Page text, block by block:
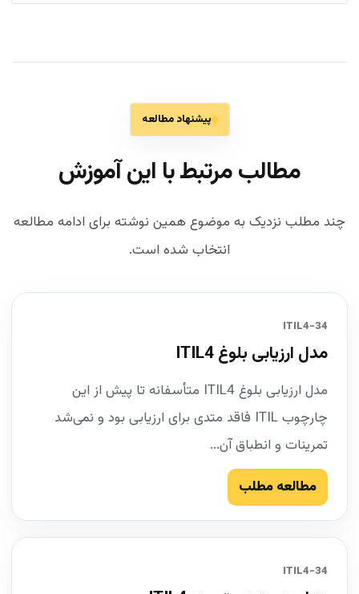
پیشنهاد مطالعه
مطالب مرتبط با این آموزش
چند مطلب نزدیک به موضوع همین نوشته برای ادامه مطالعه
انتخاب شده است.
34-ITIL4
مدل ارزیابی بلوغ ITIL4
مدل ارزیابی بلوغ ITIL4 متأسفانه تا پیش از این
چارچوب ITIL فاقد متدی برای ارزیابی بود و نمی‌شد
تمرینات و انطباق آن...
مطالعه مطلب
34-ITIL4